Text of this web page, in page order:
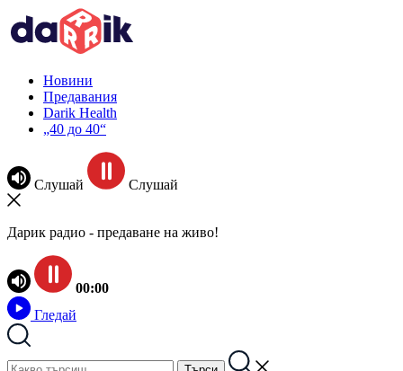
Новини
Предавания
Darik Health
„40 до 40“
Слушай Слушай
Дарик радио - предаване на живо!
00:00
Гледай